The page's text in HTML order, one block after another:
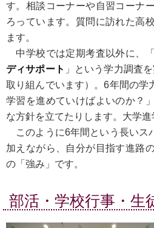
す。相談コーナーや自習コーナ
ろっています。質問に訪れた高
ます。
中学校では定期考査以外に、「
ディサポート 」という学力調査
取り組んでいます）。6年間の学
学習を進めていけばよいのか？
な方針を立てたりします。大学
このように6年間という長いス
加えながら、自分が目指す進路
の「強み」です。
部活・学校行事・生